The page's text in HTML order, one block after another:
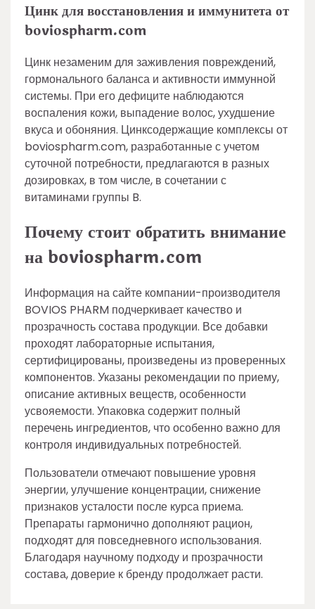
Цинк для восстановления и иммунитета от
boviospharm.com
Цинк незаменим для заживления повреждений,
гормонального баланса и активности иммунной
системы. При его дефиците наблюдаются
воспаления кожи, выпадение волос, ухудшение
вкуса и обоняния. Цинксодержащие комплексы от
boviospharm.com, разработанные с учетом
суточной потребности, предлагаются в разных
дозировках, в том числе, в сочетании с
витаминами группы B.
Почему стоит обратить внимание
на boviospharm.com
Информация на сайте компании-производителя
BOVIOS PHARM подчеркивает качество и
прозрачность состава продукции. Все добавки
проходят лабораторные испытания,
сертифицированы, произведены из проверенных
компонентов. Указаны рекомендации по приему,
описание активных веществ, особенности
усвояемости. Упаковка содержит полный
перечень ингредиентов, что особенно важно для
контроля индивидуальных потребностей.
Пользователи отмечают повышение уровня
энергии, улучшение концентрации, снижение
признаков усталости после курса приема.
Препараты гармонично дополняют рацион,
подходят для повседневного использования.
Благодаря научному подходу и прозрачности
состава, доверие к бренду продолжает расти.